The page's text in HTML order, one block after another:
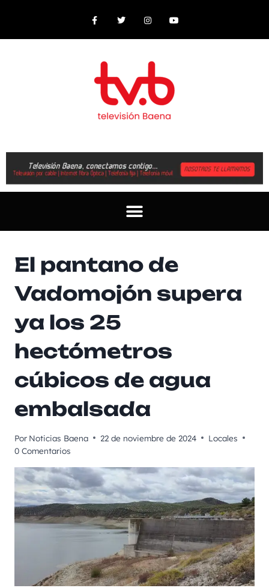
El pantano de
Vadomojón supera
ya los 25
hectómetros
cúbicos de agua
embalsada
Por Noticias Baena 22 de noviembre de 2024
Locales
0 Comentarios